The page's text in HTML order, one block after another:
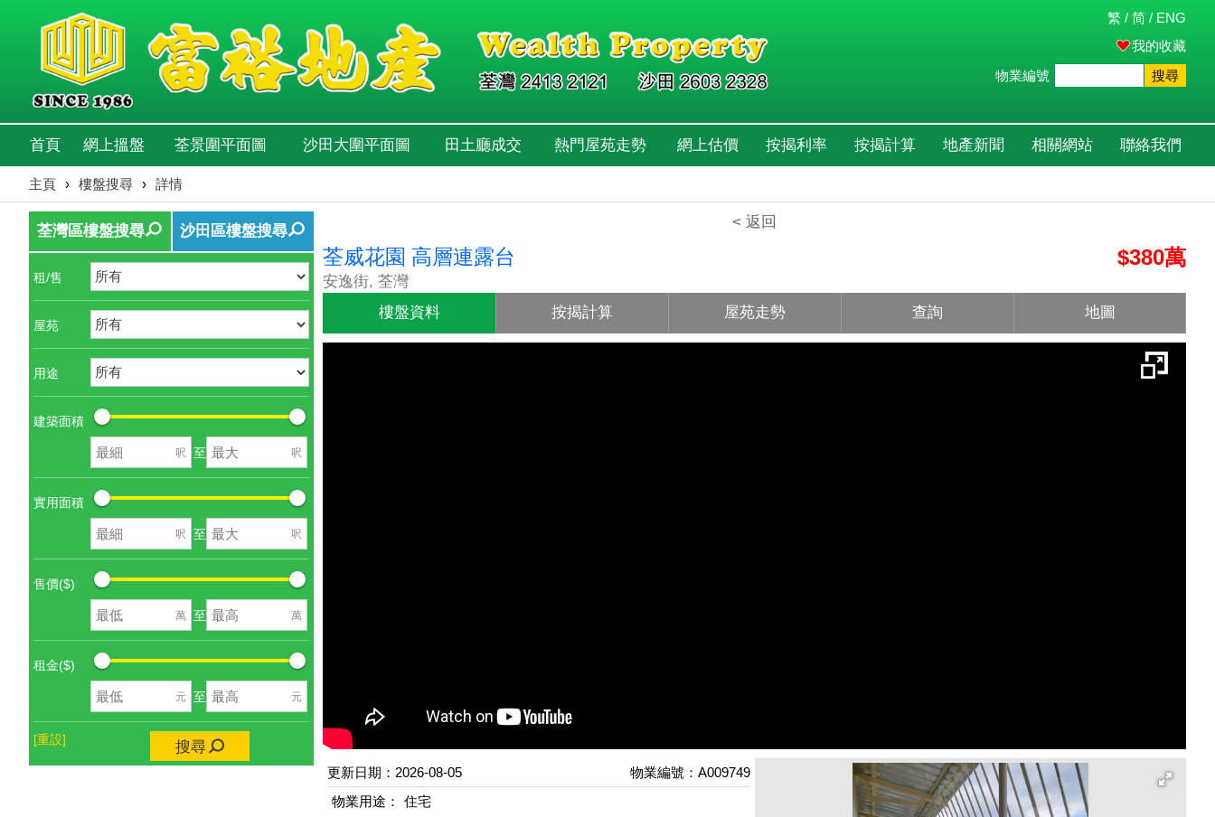
繁 / 简 / ENG
我的收藏
物業編號
搜尋
首頁 網上搵盤 荃景圍平面圖 沙田大圍平面圖 田土廳成交 熱門屋苑走勢 網上估價 按揭利率 按揭計算 地產新聞 相關網站 聯絡我們
主頁 › 樓盤搜尋 › 詳情
荃灣區樓盤搜尋 沙田區樓盤搜尋
租/售
屋苑
用途
建築面積
呎 至 呎
實用面積
呎 至 呎
售價($)
萬 至 萬
租金($)
元 至 元
[重設] 搜尋
< 返回
荃威花園 高層連露台
安逸街, 荃灣
$380萬
樓盤資料 按揭計算 屋苑走勢 查詢 地圖
更新日期：2026-08-05
物業編號：A009749
物業用途：
住宅